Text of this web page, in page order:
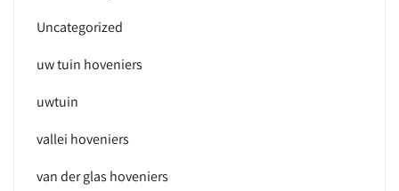
Uncategorized
uw tuin hoveniers
uwtuin
vallei hoveniers
van der glas hoveniers